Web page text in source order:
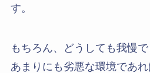
す。
もちろん、どうしても我慢
あまりにも劣悪な環境であ